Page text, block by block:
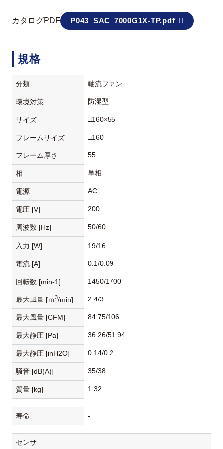
カタログPDF P043_SAC_7000G1X-TP.pdf
規格
分類 軸流ファン
環境対策 防湿型
サイズ □160×55
フレームサイズ □160
フレーム厚さ 55
相 単相
電源 AC
電圧 [V] 200
周波数 [Hz] 50/60
入力 [W] 19/16
電流 [A] 0.1/0.09
回転数 [min-1] 1450/1700
最大風量 [ｍ3/min] 2.4/3
最大風量 [CFM] 84.75/106
最大静圧 [Pa] 36.26/51.94
最大静圧 [inH2O] 0.14/0.2
騒音 [dB(A)] 35/38
質量 [kg] 1.32
寿命 -
センサ